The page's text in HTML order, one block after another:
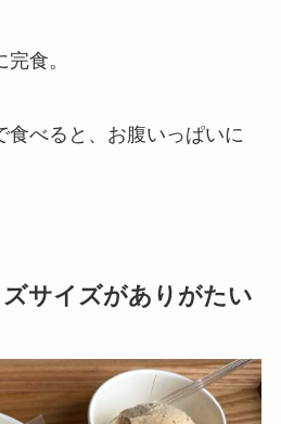
食。
食べると、お腹いっぱいに
サイズがありがたい